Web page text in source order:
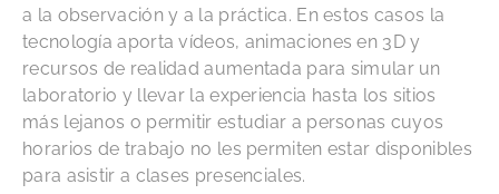
a la observación y a la práctica. En estos casos la
tecnología aporta vídeos, animaciones en 3D y
recursos de realidad aumentada para simular un
laboratorio y llevar la experiencia hasta los sitios
más lejanos o permitir estudiar a personas cuyos
horarios de trabajo no les permiten estar disponibles
para asistir a clases presenciales.